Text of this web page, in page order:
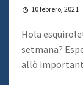
10 febrero, 2021
Hola
setmana?
allò important